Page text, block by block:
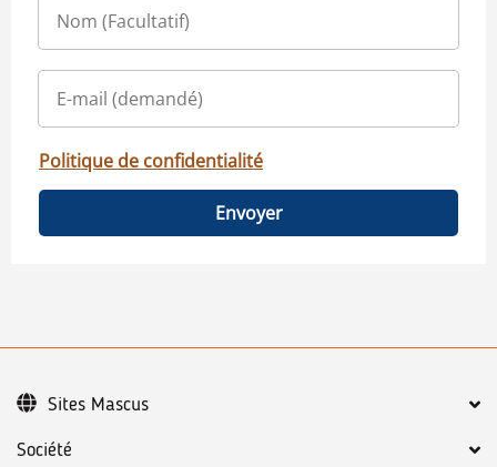
Politique de confidentialité
Envoyer
Société
Sites Mascus